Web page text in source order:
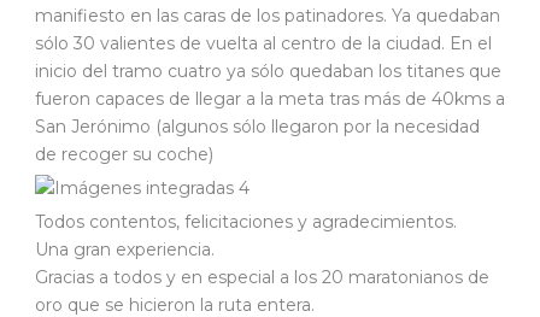
manifiesto en las caras de los patinadores. Ya quedaban
sólo 30 valientes de vuelta al centro de la ciudad. En el
inicio del tramo cuatro ya sólo quedaban los titanes que
fueron capaces de llegar a la meta tras más de 40kms a
San Jerónimo (algunos sólo llegaron por la necesidad
de recoger su coche)
Todos contentos, felicitaciones y agradecimientos.
Una gran experiencia.
Gracias a todos y en especial a los 20 maratonianos de
oro que se hicieron la ruta entera.